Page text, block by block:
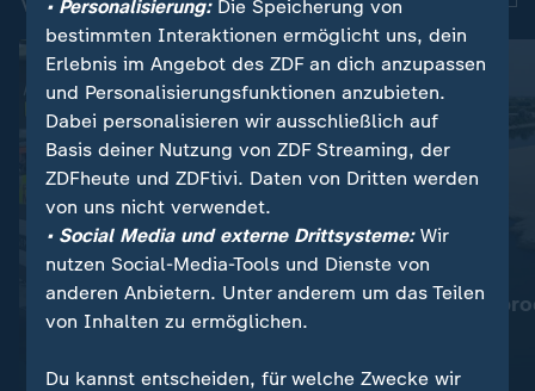
Für Reisende aus Italien:
Spanien führt
Grenzkontrollen ein
Video
Wassermangel im Po
Italien:
Video 1:53
• Personalisierung:Die Speicherung von
bestimmten Interaktionen ermöglicht uns, dein
Erlebnis im Angebot des ZDF an dich anzupassen
und Personalisierungsfunktionen anzubieten.
Dabei personalisieren wir ausschließlich auf
Basis deiner Nutzung von ZDF Streaming, der
ZDFheute und ZDFtivi. Daten von Dritten werden
von uns nicht verwendet.
• Social Media und externe Drittsysteme:Wir
nutzen Social-Media-Tools und Dienste von
anderen Anbietern. Unter anderem um das Teilen
von Inhalten zu ermöglichen.
Du kannst entscheiden, für welche Zwecke wir